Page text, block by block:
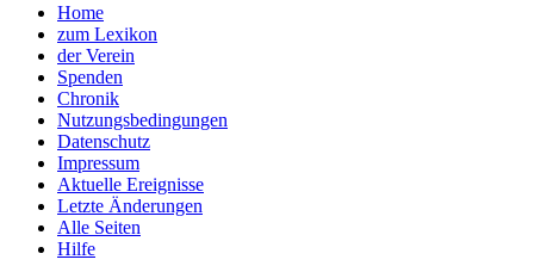
Home
zum Lexikon
der Verein
Spenden
Chronik
Nutzungsbedingungen
Datenschutz
Impressum
Aktuelle Ereignisse
Letzte Änderungen
Alle Seiten
Hilfe